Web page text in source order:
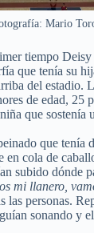
Mario
tiempo Deisy
que tenía su
del estadio.
de edad, 25
que sostenía
que tenía
en cola de
subido dónde
mi llanero,
las personas.
sonando y